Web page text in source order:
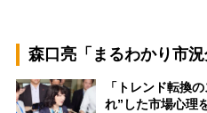
森口亮「まるわかり市況
「トレンド転換
れ”した市場心理